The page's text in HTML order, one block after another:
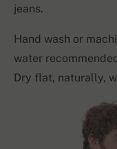
jeans.
Hand wash or
water
Dry flat, naturally,